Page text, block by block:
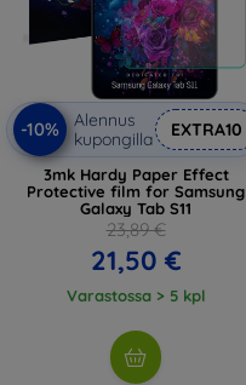
-10%
Alennus
kupongilla
EXTRA10
3mk Hardy Paper Effect
Protective film for Samsung
Galaxy Tab S11
23,89 €
21,50 €
Varastossa > 5 kpl